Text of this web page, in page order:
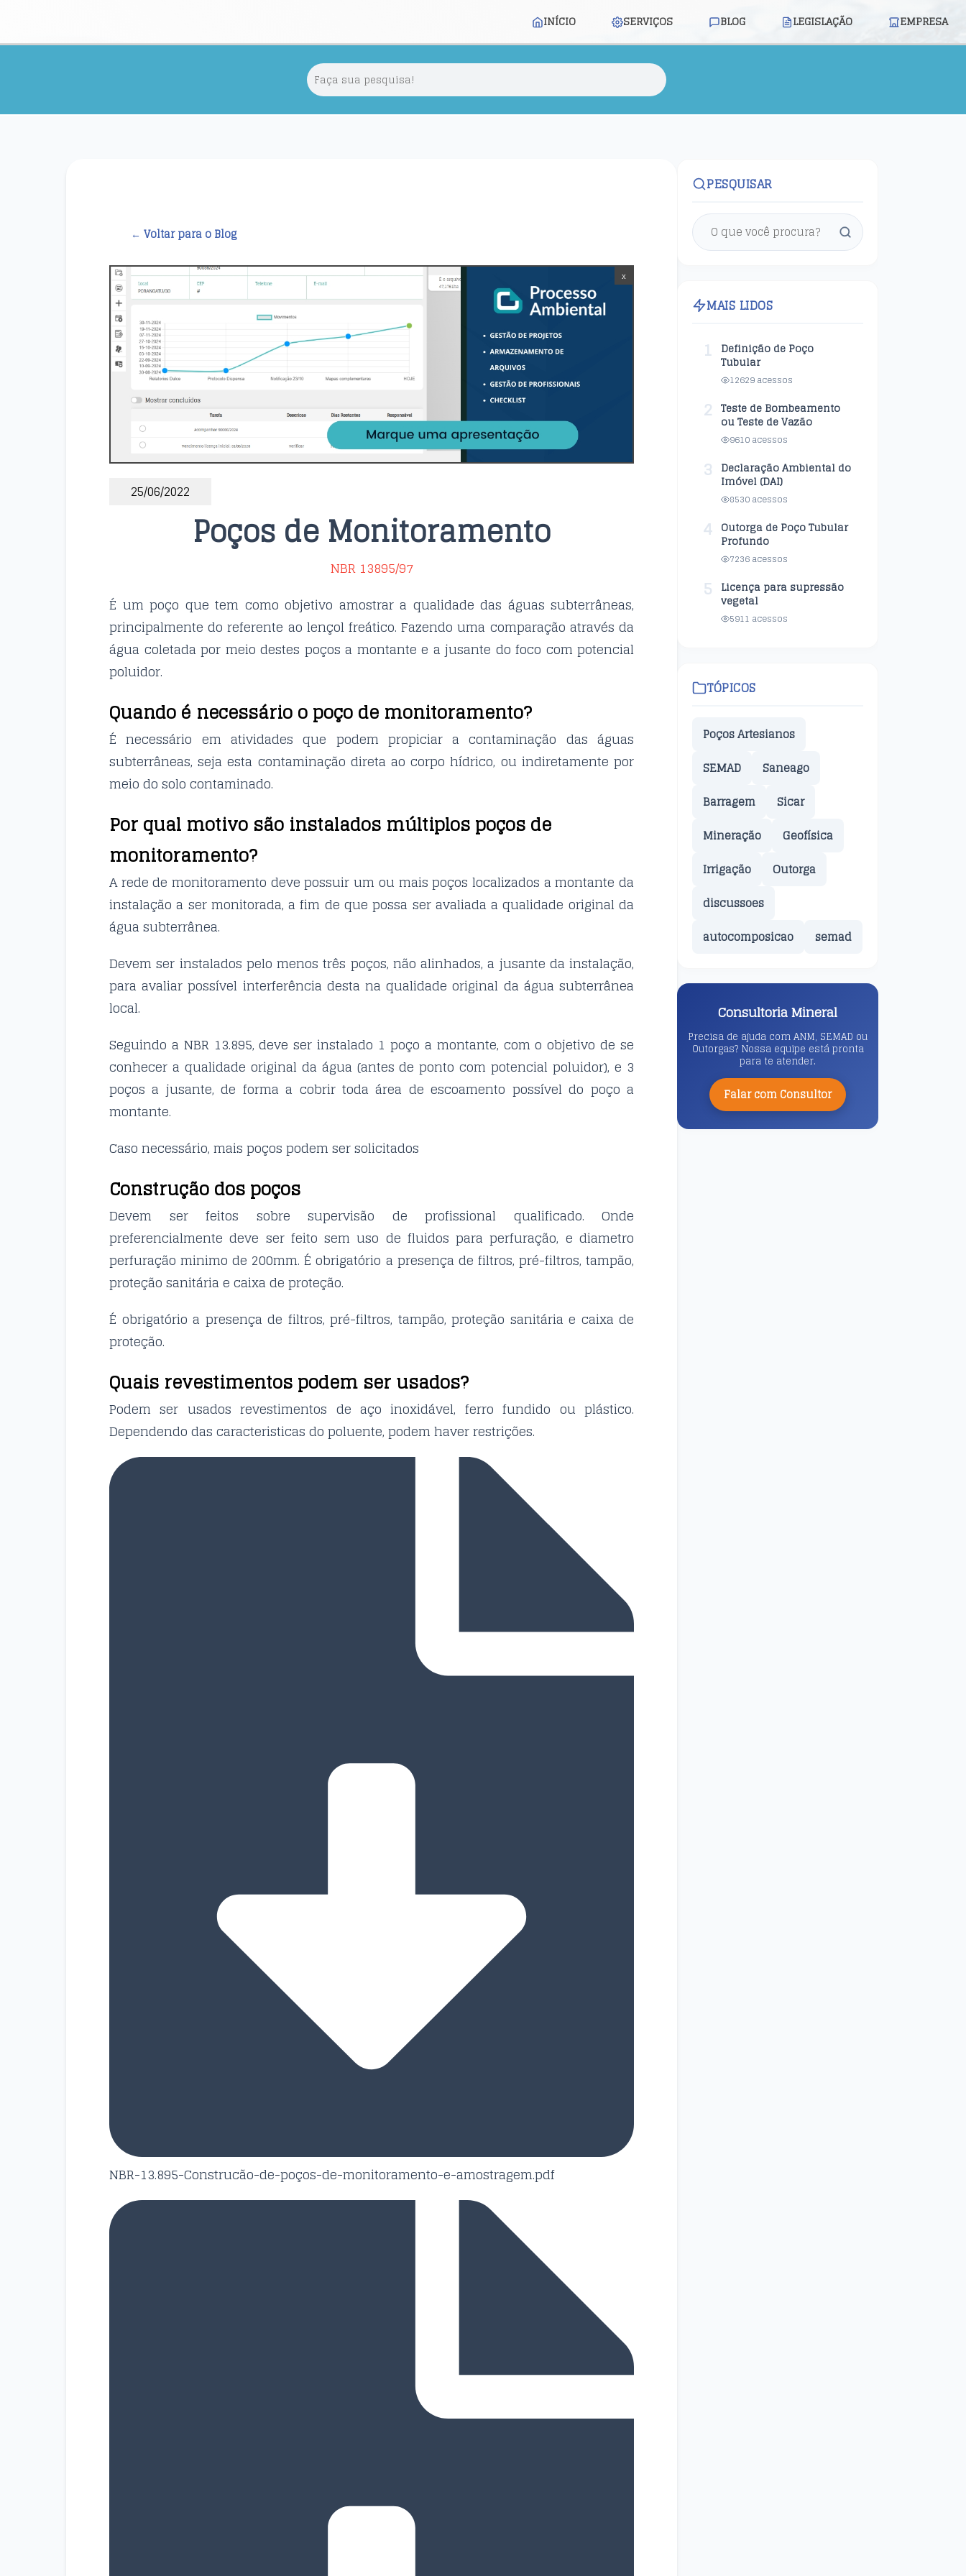
INÍCIO SERVIÇOS BLOG LEGISLAÇÃO EMPRESA
← Voltar para o Blog
x
25/06/2022
Poços de Monitoramento
NBR 13895/97
É um poço que tem como objetivo amostrar a qualidade das águas subterrâneas,
principalmente do referente ao lençol freático. Fazendo uma comparação através da
água coletada por meio destes poços a montante e a jusante do foco com potencial
poluidor.
Quando é necessário o poço de monitoramento?
É necessário em atividades que podem propiciar a contaminação das águas
subterrâneas, seja esta contaminação direta ao corpo hídrico, ou indiretamente por
meio do solo contaminado.
Por qual motivo são instalados múltiplos poços de
monitoramento?
A rede de monitoramento deve possuir um ou mais poços localizados a montante da
instalação a ser monitorada, a fim de que possa ser avaliada a qualidade original da
água subterrânea.
Devem ser instalados pelo menos três poços, não alinhados, a jusante da instalação,
para avaliar possível interferência desta na qualidade original da água subterrânea
local.
Seguindo a NBR 13.895, deve ser instalado 1 poço a montante, com o objetivo de se
conhecer a qualidade original da água (antes de ponto com potencial poluidor), e 3
poços a jusante, de forma a cobrir toda área de escoamento possível do poço a
montante.
Caso necessário, mais poços podem ser solicitados
Construção dos poços
Devem ser feitos sobre supervisão de profissional qualificado. Onde
preferencialmente deve ser feito sem uso de fluidos para perfuração, e diametro
perfuração minimo de 200mm. É obrigatório a presença de filtros, pré-filtros, tampão,
proteção sanitária e caixa de proteção.
É obrigatório a presença de filtros, pré-filtros, tampão, proteção sanitária e caixa de
proteção.
Quais revestimentos podem ser usados?
Podem ser usados revestimentos de aço inoxidável, ferro fundido ou plástico.
Dependendo das caracteristicas do poluente, podem haver restrições.
NBR-13.895-Construcão-de-poços-de-monitoramento-e-amostragem.pdf
PESQUISAR
MAIS LIDOS
1 Definição de Poço
Tubular
12629 acessos
2 Teste de Bombeamento
ou Teste de Vazão
9610 acessos
3 Declaração Ambiental do
Imóvel (DAI)
8530 acessos
4 Outorga de Poço Tubular
Profundo
7236 acessos
5 Licença para supressão
vegetal
5911 acessos
TÓPICOS
Poços Artesianos
SEMAD
Saneago
Barragem
Sicar
Mineração
Geofísica
Irrigação
Outorga
discussoes
autocomposicao
semad
Consultoria Mineral
Precisa de ajuda com ANM, SEMAD ou
Outorgas? Nossa equipe está pronta
para te atender.
Falar com Consultor